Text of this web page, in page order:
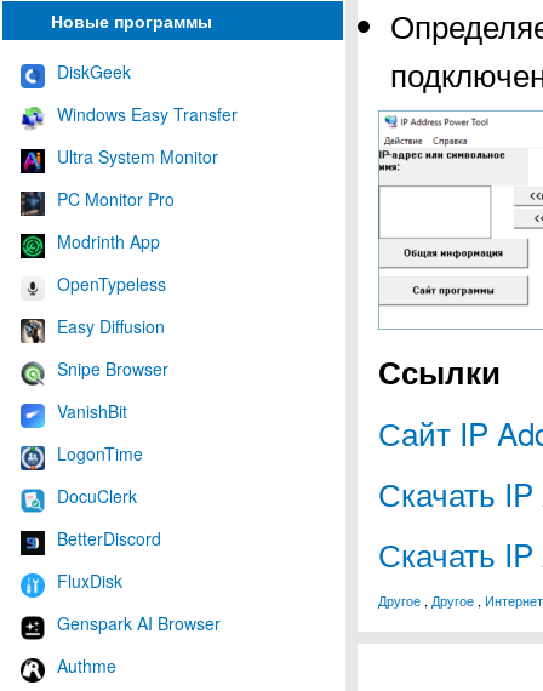
Новые программы
DiskGeek
Windows Easy Transfer
Ultra System Monitor
PC Monitor Pro
Modrinth App
OpenTypeless
Easy Diffusion
Snipe Browser
VanishBit
LogonTime
DocuClerk
BetterDiscord
FluxDisk
Genspark AI Browser
Authme
Ссылки
Сайт IP
Скачать
Скачать
Другое , Другое , Интернет